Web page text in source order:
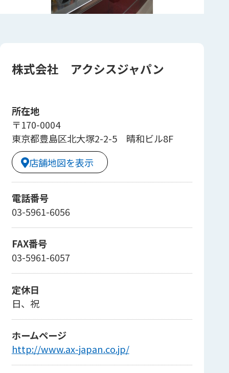
株式会社 アクシスジャパン
所在地
〒170-0004
東京都豊島区北大塚2-2-5 晴和ビル8F
店舗地図を表示
電話番号
03-5961-6056
FAX番号
03-5961-6057
定休日
日、祝
ホームページ
http://www.ax-japan.co.jp/